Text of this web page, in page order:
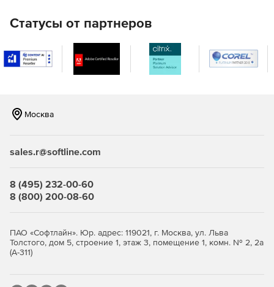
Статусы от партнеров
Москва
sales.r@softline.com
8 (495) 232-00-60
8 (800) 200-08-60
ПАО «Софтлайн». Юр. адрес: 119021, г. Москва, ул. Льва
Толстого, дом 5, строение 1, этаж 3, помещение 1, комн. № 2, 2а
(А-311)